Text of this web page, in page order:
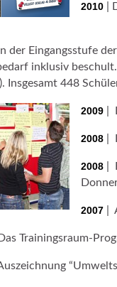
2010 |
der Eingangsstufe
inklusiv
Insgesamt 448
2009 |
2008 |
2008 |
2007 |
Trainingsraum-